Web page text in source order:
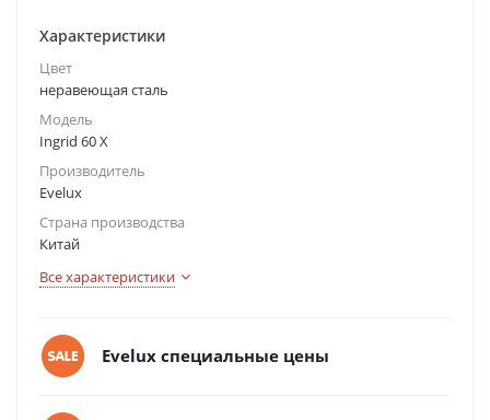
Характеристики
Цвет
неравеющая сталь
Модель
Ingrid 60 X
Производитель
Evelux
Страна производства
Китай
Все характеристики
Evelux специальные цены